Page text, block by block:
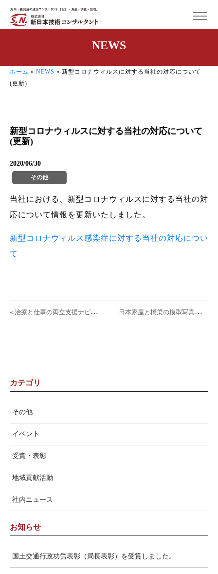
NEWS
ホーム » NEWS » 新型コロナウィルスに対する当社の対応について
(更新)
新型コロナウィルスに対する当社の対応について
(更新)
2020/06/30
その他
当社における、新型コロナウィルスに対する当社の対
応について情報を更新いたしました。
新型コロナウィルス感染症に対する当社の対応につい
て
投稿ナビゲーション «
治療と仕事の両立支援ナビに紹介されました。 日
本家屋と橋梁の模型写真を掲載します。 »
カテゴリ
その他
イベント
受賞・表彰
地域貢献活動
社内ニュース
お知らせ
国土交通行政功労表彰（局長表彰）を受賞しました。